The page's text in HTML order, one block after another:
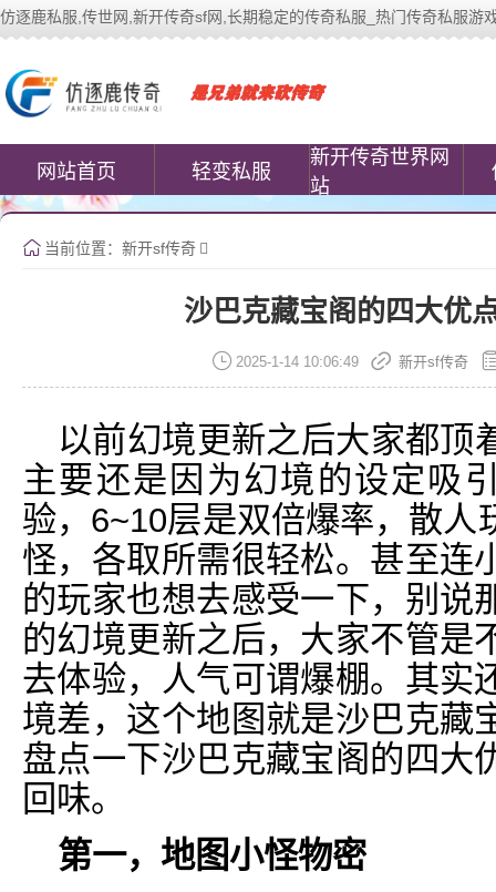
仿逐鹿私服,传世网,新开传奇sf网,长期稳定的传奇私服_热门传奇私服游
网站首页 轻变私服
新开传奇世界网
站
当前位置： 新开sf传奇
沙巴克藏宝阁的四大优
2025-1-14 10:06:49 新开sf传奇
以前幻境更新之后大家都顶
主要还是因为幻境的设定吸
验，6~10层是双倍爆率，散人
怪，各取所需很轻松。甚至连
的玩家也想去感受一下，别说
的幻境更新之后，大家不管是
去体验，人气可谓爆棚。其实
境差，这个地图就是沙巴克藏
盘点一下沙巴克藏宝阁的四大
回味。
第一，地图小怪物密